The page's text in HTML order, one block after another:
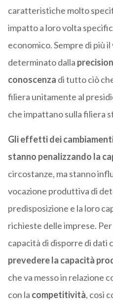
caratteristiche molto
impatto a loro volta
economico. Sempre di più
determinato dalla
conoscenza di tutto ciò
filiera unitamente al
che impattano sulla filiera
Gli effetti dei
stanno penalizzando la
circostanze, ma stanno
vocazione produttiva di
predisposizione e la loro
richieste delle imprese.
capacità di disporre di dati
prevedere la capacità
che va messo in relazione
con la competitività, così